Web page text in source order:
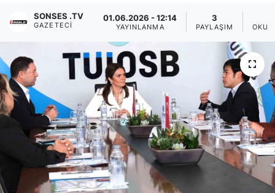
SONSES .TV
GAZETECI
01.06.2026 - 12:14
YAYINLANMA
3
PAYLAŞIM
YEREL HABER
Haberde insan
Tanıtım